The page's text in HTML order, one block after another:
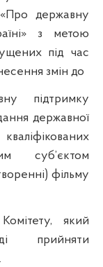
державну
з метою
під час
змін до
підтримку
державної
суб’єктом
фільму
який
прийняти